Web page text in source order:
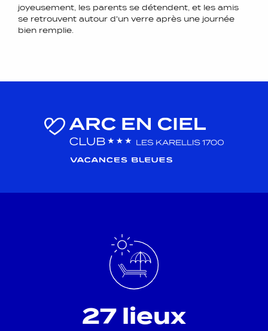
joyeusement, les parents se détendent, et les amis
se retrouvent autour d'un verre après une journée
bien remplie.
27 lieux